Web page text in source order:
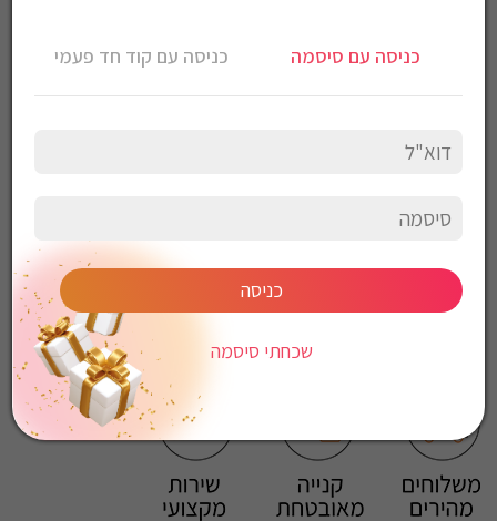
כניסה עם סיסמה כניסה עם קוד חד פעמי
כניסה
שכחתי סיסמה
הרכב בד: 95% כותנה 5% ספנדקס
כביסה עדינה במכונה, 30 מעלות
ללא חומרי הלבנה
לייבש הפוך ובצל
אסור לגהץ
ניקוי יבש אסור